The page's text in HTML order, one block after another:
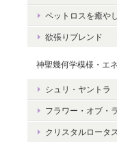
ありがとうございます
ながら 絵と共に待ちた
さ
嬉
ペットロスを癒や
欲張りブレンド
神聖幾何学模様・エ
シュリ・ヤントラ
フラワー・オブ・
クリスタルロータ